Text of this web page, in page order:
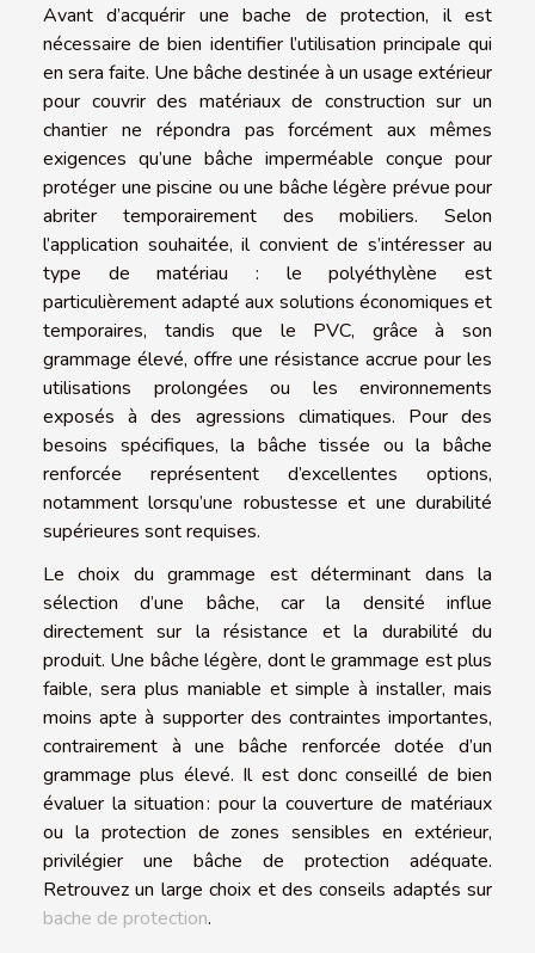
Avant d’acquérir une bache de protection, il est
nécessaire de bien identifier l’utilisation principale qui
en sera faite. Une bâche destinée à un usage extérieur
pour couvrir des matériaux de construction sur un
chantier ne répondra pas forcément aux mêmes
exigences qu’une bâche imperméable conçue pour
protéger une piscine ou une bâche légère prévue pour
abriter temporairement des mobiliers. Selon
l’application souhaitée, il convient de s’intéresser au
type de matériau : le polyéthylène est
particulièrement adapté aux solutions économiques et
temporaires, tandis que le PVC, grâce à son
grammage élevé, offre une résistance accrue pour les
utilisations prolongées ou les environnements
exposés à des agressions climatiques. Pour des
besoins spécifiques, la bâche tissée ou la bâche
renforcée représentent d’excellentes options,
notamment lorsqu’une robustesse et une durabilité
supérieures sont requises.
Le choix du grammage est déterminant dans la
sélection d’une bâche, car la densité influe
directement sur la résistance et la durabilité du
produit. Une bâche légère, dont le grammage est plus
faible, sera plus maniable et simple à installer, mais
moins apte à supporter des contraintes importantes,
contrairement à une bâche renforcée dotée d’un
grammage plus élevé. Il est donc conseillé de bien
évaluer la situation : pour la couverture de matériaux
ou la protection de zones sensibles en extérieur,
privilégier une bâche de protection adéquate.
Retrouvez un large choix et des conseils adaptés sur
bache de protection.